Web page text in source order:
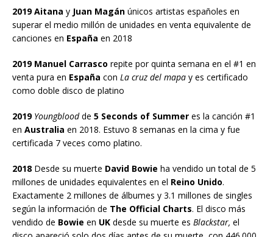
2019 Aitana y Juan Magán únicos artistas españoles en
superar el medio millón de unidades en venta equivalente de
canciones en España en 2018
2019 Manuel Carrasco repite por quinta semana en el #1 en
venta pura en España con La cruz del mapa y es certificado
como doble disco de platino
2019 Youngbloodde 5 Seconds of Summer es la canción #1
en Australia en 2018. Estuvo 8 semanas en la cima y fue
certificada 7 veces como platino.
2018 Desde su muerte David Bowie ha vendido un total de 5
millones de unidades equivalentes en el Reino Unido.
Exactamente 2 millones de álbumes y 3.1 millones de singles
según la información de The Official Charts. El disco más
vendido de Bowie en UK desde su muerte es Blackstar, el